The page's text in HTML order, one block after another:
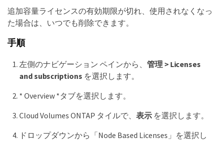
追加容量ライセンスの有効期限が切れ、使用されなくなっ
た場合は、いつでも削除できます。
手順
左側のナビゲーション ペインから、 管理 > Licenses
and subscriptions を選択します。
* Overview *タブを選択します。
Cloud Volumes ONTAP タイルで、 表示を選択します。
ドロップダウンから「Node Based Licenses」を選択し